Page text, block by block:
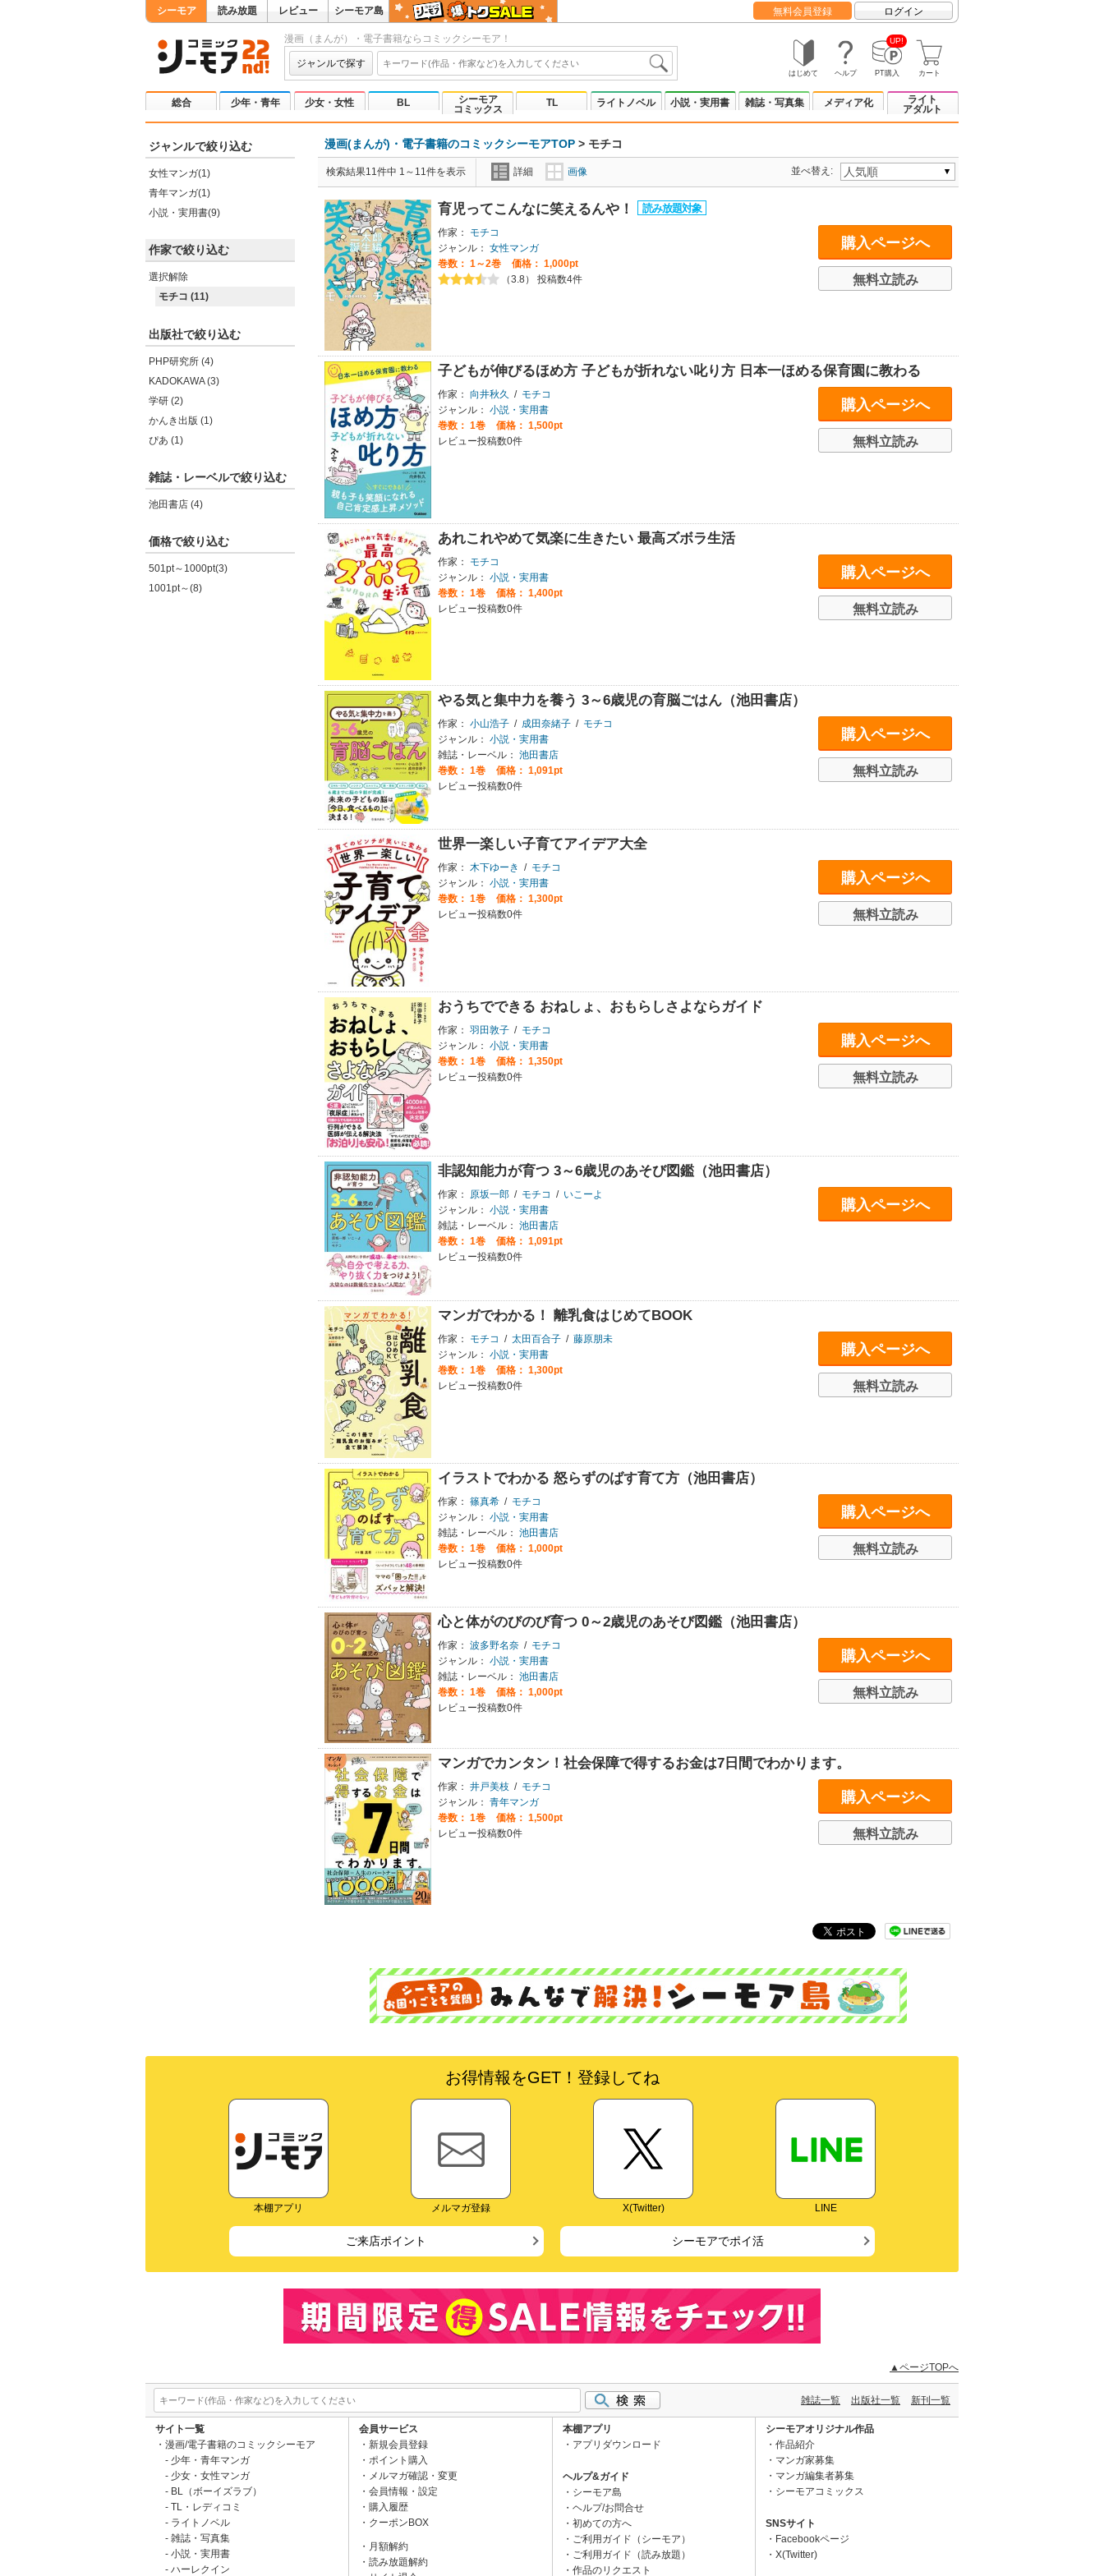
シーモア 読み放題 レビュー シーモア島 無料会員登録 ログイン
漫画（まんが）・電子書籍ならコミックシーモア！
ジャンルで探す
はじめて ヘルプ
UP!
PT購入 カート
総合 少年・青年 少女・女性 BL
シーモア
コミックス
TL ライトノベル 小説・実用書 雑誌・写真集 メディア化
ライト
アダルト
ジャンルで絞り込む
女性マンガ(1)
青年マンガ(1)
小説・実用書(9)
作家で絞り込む
選択解除
モチコ (11)
出版社で絞り込む
PHP研究所 (4)
KADOKAWA (3)
学研 (2)
かんき出版 (1)
ぴあ (1)
雑誌・レーベルで絞り込む
池田書店 (4)
価格で絞り込む
501pt～1000pt(3)
1001pt～(8)
漫画(まんが)・電子書籍のコミックシーモアTOP > モチコ
検索結果11件中 1～11件を表示 詳細 画像 並べ替え:
育児ってこんなに笑えるんや！
作家：
モチコ
ジャンル： 女性マンガ
巻数： 1～2巻
価格： 1,000pt
（3.8） 投稿数4件
購入ページへ
無料立読み
子どもが伸びるほめ方 子どもが折れない叱り方 日本一ほめる保育園に教わる
作家： 向井秋久 / モチコ
ジャンル： 小説・実用書
巻数： 1巻
価格： 1,500pt
レビュー投稿数0件
購入ページへ
無料立読み
あれこれやめて気楽に生きたい 最高ズボラ生活
作家：
モチコ
ジャンル： 小説・実用書
巻数： 1巻
価格： 1,400pt
レビュー投稿数0件
購入ページへ
無料立読み
やる気と集中力を養う 3～6歳児の育脳ごはん（池田書店）
作家： 小山浩子 / 成田奈緒子 / モチコ
ジャンル： 小説・実用書
雑誌・レーベル： 池田書店
巻数： 1巻
価格： 1,091pt
レビュー投稿数0件
購入ページへ
無料立読み
世界一楽しい子育てアイデア大全
作家： 木下ゆーき / モチコ
ジャンル： 小説・実用書
巻数： 1巻
価格： 1,300pt
レビュー投稿数0件
購入ページへ
無料立読み
おうちでできる おねしょ、おもらしさよならガイド
作家： 羽田敦子 / モチコ
ジャンル： 小説・実用書
巻数： 1巻
価格： 1,350pt
レビュー投稿数0件
購入ページへ
無料立読み
非認知能力が育つ 3～6歳児のあそび図鑑（池田書店）
作家： 原坂一郎 / モチコ / いこーよ
ジャンル： 小説・実用書
雑誌・レーベル： 池田書店
巻数： 1巻
価格： 1,091pt
レビュー投稿数0件
購入ページへ
マンガでわかる！ 離乳食はじめてBOOK
作家： モチコ / 太田百合子 / 藤原朋未
ジャンル： 小説・実用書
巻数： 1巻
価格： 1,300pt
レビュー投稿数0件
購入ページへ
無料立読み
イラストでわかる 怒らずのばす育て方（池田書店）
作家： 篠真希 / モチコ
ジャンル： 小説・実用書
雑誌・レーベル： 池田書店
巻数： 1巻
価格： 1,000pt
レビュー投稿数0件
購入ページへ
無料立読み
心と体がのびのび育つ 0～2歳児のあそび図鑑（池田書店）
作家： 波多野名奈 / モチコ
ジャンル： 小説・実用書
雑誌・レーベル： 池田書店
巻数： 1巻
価格： 1,000pt
レビュー投稿数0件
購入ページへ
無料立読み
マンガでカンタン！社会保障で得するお金は7日間でわかります。
作家： 井戸美枝 / モチコ
ジャンル： 青年マンガ
巻数： 1巻
価格： 1,500pt
レビュー投稿数0件
購入ページへ
無料立読み
お得情報をGET！登録してね
本棚アプリ メルマガ登録 X(Twitter) LINE
ご来店ポイント シーモアでポイ活
▲ページTOPへ
雑誌一覧 出版社一覧 新刊一覧
サイト一覧
漫画/電子書籍のコミックシーモア
少年・青年マンガ
少女・女性マンガ
BL（ボーイズラブ）
TL・レディコミ
ライトノベル
雑誌・写真集
小説・実用書
ハーレクイン
会員サービス
新規会員登録
ポイント購入
メルマガ確認・変更
会員情報・設定
購入履歴
クーポンBOX
月額解約
読み放題解約
本棚アプリ
アプリダウンロード
ヘルプ&ガイド
シーモア島
ヘルプ/お問合せ
初めての方へ
ご利用ガイド（シーモア）
ご利用ガイド（読み放題）
作品のリクエスト
シーモアオリジナル作品
作品紹介
マンガ家募集
マンガ編集者募集
シーモアコミックス
SNSサイト
Facebookページ
X(Twitter)